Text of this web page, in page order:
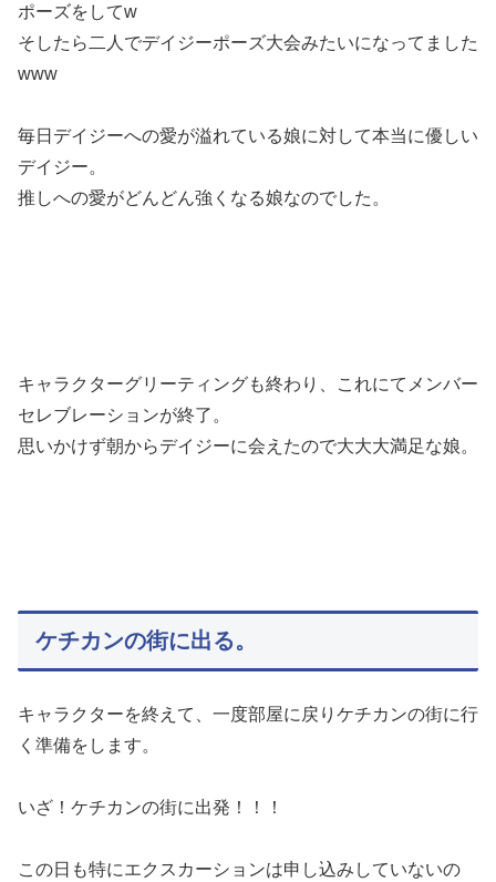
ポーズをしてw
そしたら二人でデイジーポーズ大会みたいになってました
www
毎日デイジーへの愛が溢れている娘に対して本当に優しい
デイジー。
推しへの愛がどんどん強くなる娘なのでした。
キャラクターグリーティングも終わり、これにてメンバー
セレブレーションが終了。
思いかけず朝からデイジーに会えたので大大大満足な娘。
ケチカンの街に出る。
キャラクターを終えて、一度部屋に戻りケチカンの街に行
く準備をします。
いざ！ケチカンの街に出発！！！
この日も特にエクスカーションは申し込みしていないの